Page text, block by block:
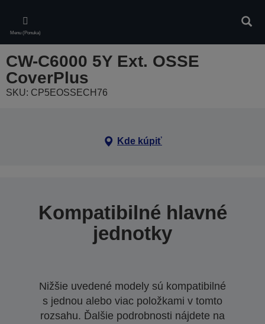
main
content
Menu (Ponuka)
CW-C6000 5Y Ext. OSSE
CoverPlus
SKU: CP5EOSSECH76
Kde kúpiť
Kompatibilné hlavné
jednotky
Nižšie uvedené modely sú kompatibilné
s jednou alebo viac položkami v tomto
rozsahu. Ďalšie podrobnosti nájdete na